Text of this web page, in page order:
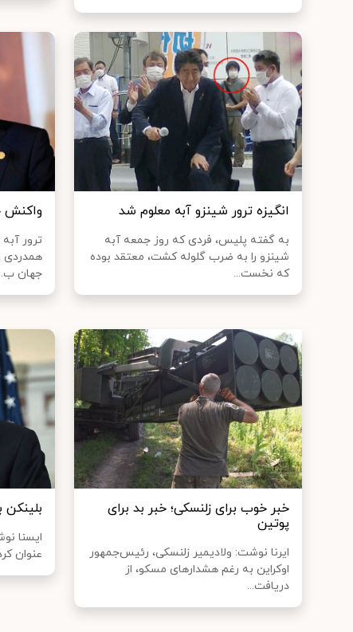
انگیزه ترور شینزو آبه معلوم شد
به گفته پلیس، فردی که روز جمعه آبه
شینزو را به ضرب گلوله کشت، معتقد بوده
که نخست...
واکنش
ترور
همدردی
جهان
خبر خوب برای زلنسکی؛ خبر بد برای
پوتین
ایرنا نوشت: ولادیمیر زلنسکی، رئیس‌جمهور
اوکراین به رغم هشدارهای مسکو، از
دریافت...
ایسنا
عنوان